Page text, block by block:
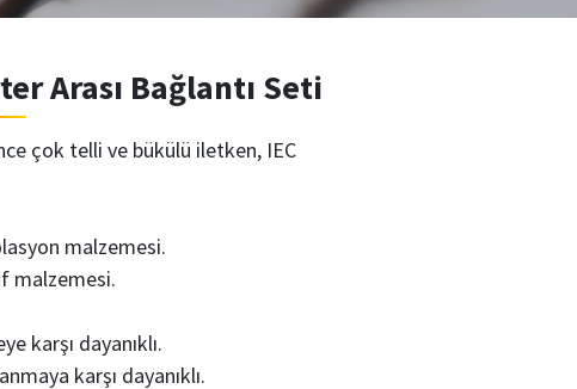
Arası Bağlantı Seti
çok telli ve bükülü iletken, IEC
malzemesi.
malzemesi.
karşı dayanıklı.
karşı dayanıklı.